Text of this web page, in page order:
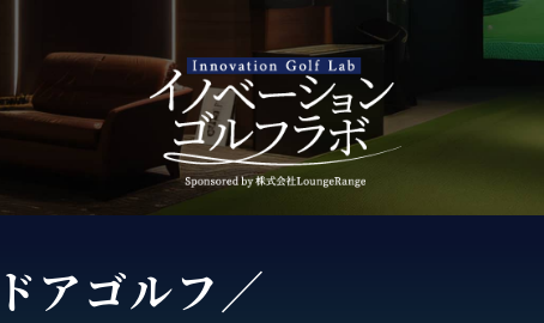
アゴルフ／